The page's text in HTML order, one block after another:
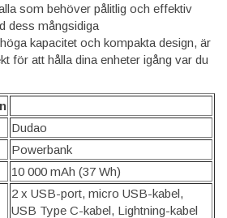
som behöver pålitlig och effektiv
dess mångsidiga
kapacitet och kompakta design, är
för att hålla dina enheter igång var du
Dudao
Powerbank
10 000 mAh (37 Wh)
2 x USB-port, micro USB-kabel,
USB Type C-kabel, Lightning-kabel